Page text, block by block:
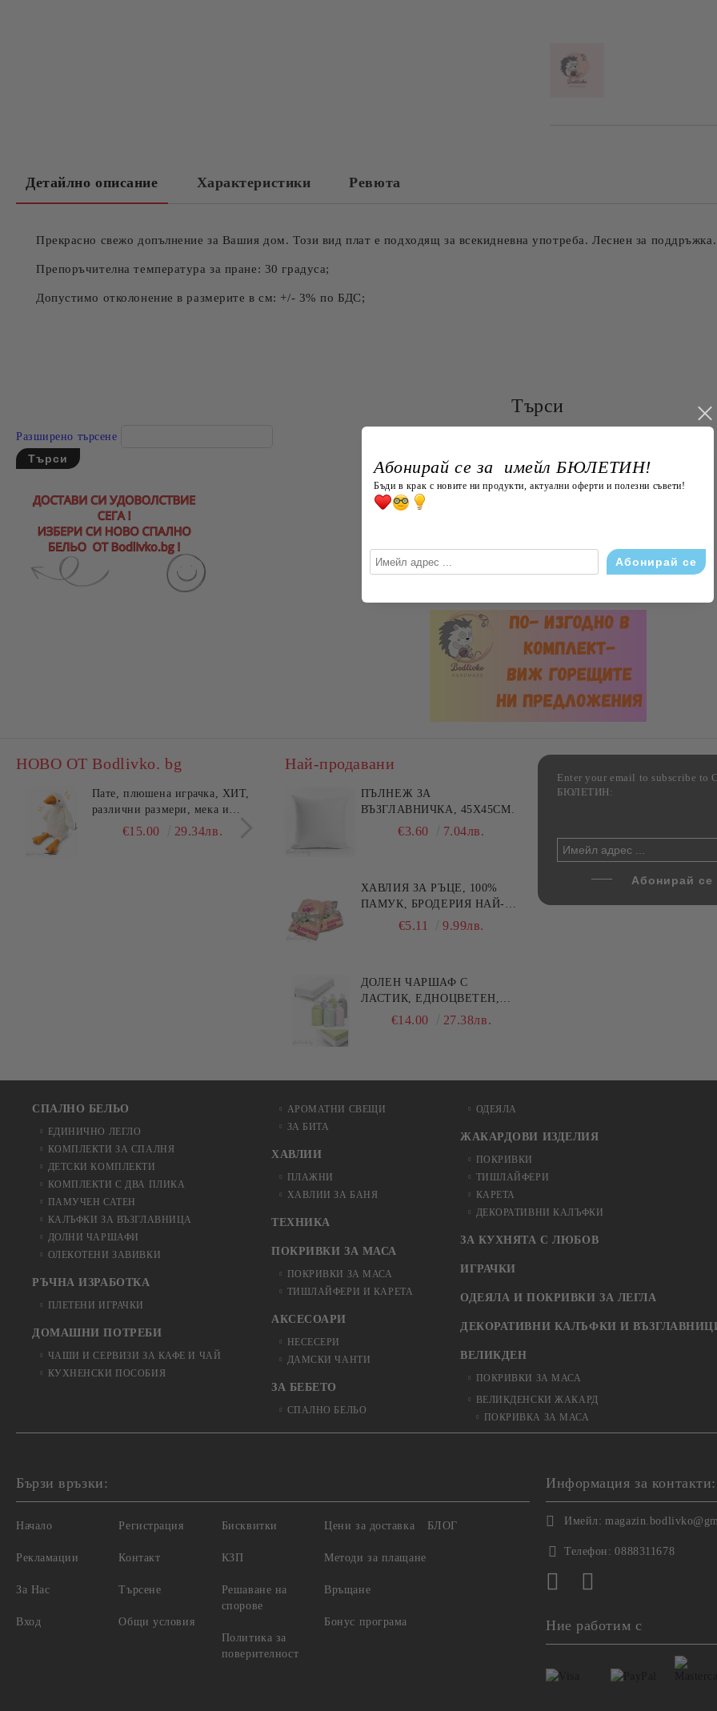
Детайлно описание Характеристики Ревюта
Прекрасно свежо допълнение за Вашия дом. Този вид плат е подходящ за всекидневна употреба. Леснен за поддръжка.
Препоръчителна температура за пране: 30 градуса;
Допустимо отколонение в размерите в см: +/- 3% по БДС;
Търси
Разширено търсене
НОВО ОТ Bodlivko. bg
Пате, плюшена играчка, ХИТ,
различни размери, мека и
гушлива€15.00 29.34лв.
Калъфка за възглавница ,
едноцветна, 100% памук,
различни цветове по избор
€4.00 7.82лв.
Комплект за алкохолни
Най-продавани
ПЪЛНЕЖ ЗА
ВЪЗГЛАВНИЧКА, 45X45СМ.
€3.60 7.04лв.
ХАВЛИЯ ЗА РЪЦЕ, 100%
ПАМУК, БРОДЕРИЯ НАЙ-
ДОБАРАТА МАЙКА/БАБА ,
€5.11 9.99лв.
ДОЛЕН ЧАРШАФ С
ЛАСТИК, ЕДНОЦВЕТЕН,
100% ПАМУК, РАЗЛИЧНИ
€14.00 27.38лв.
Enter your email to subscribe
БЮЛЕТИН:
СПАЛНО БЕЛЬО
ЕДИНИЧНО ЛЕГЛО
КОМПЛЕКТИ ЗА СПАЛНЯ
ДЕТСКИ КОМПЛЕКТИ
КОМПЛЕКТИ С ДВА ПЛИКА
ПАМУЧЕН САТЕН
КАЛЪФКИ ЗА ВЪЗГЛАВНИЦА
ДОЛНИ ЧАРШАФИ
ОЛЕКОТЕНИ ЗАВИВКИ
РЪЧНА ИЗРАБОТКА
ПЛЕТЕНИ ИГРАЧКИ
ДОМАШНИ ПОТРЕБИ
ЧАШИ И СЕРВИЗИ ЗА КАФЕ И ЧАЙ
КУХНЕНСКИ ПОСОБИЯ
АРОМАТНИ СВЕЩИ
ЗА БИТА
ХАВЛИИ
ПЛАЖНИ
ХАВЛИИ ЗА БАНЯ
ТЕХНИКА
ПОКРИВКИ ЗА МАСА
ПОКРИВКИ ЗА МАСА
ТИШЛАЙФЕРИ И КАРЕТА
АКСЕСОАРИ
НЕСЕСЕРИ
ДАМСКИ ЧАНТИ
ЗА БЕБЕТО
СПАЛНО БЕЛЬО
ОДЕЯЛА
ЖАКАРДОВИ ИЗДЕЛИЯ
ПОКРИВКИ
ТИШЛАЙФЕРИ
КАРЕТА
ДЕКОРАТИВНИ КАЛЪФКИ
ЗА КУХНЯТА С ЛЮБОВ
ИГРАЧКИ
ОДЕЯЛА И ПОКРИВКИ ЗА ЛЕГЛА
ДЕКОРАТИВНИ КАЛЪФКИ И
ВЕЛИКДЕН
ПОКРИВКИ ЗА МАСА
ВЕЛИКДЕНСКИ ЖАКАРД
ПОКРИВКА ЗА МАСА
Бързи връзки:
Начало
Рекламации
За Нас
Вход
Регистрация
Контакт
Търсене
Общи условия
Бисквитки
КЗП
Решаване на
спорове
Политика за
поверителност
Цени за доставка
Методи за плащане
Връщане
Бонус програма
БЛОГ
Информация за контакти:
Имейл:
Телефон: 0888311678
Ние работим с
Абонирай се за имейл БЮЛЕТИН!
Бъди в крак с новите ни продукти, актуални оферти и полезни съвети!